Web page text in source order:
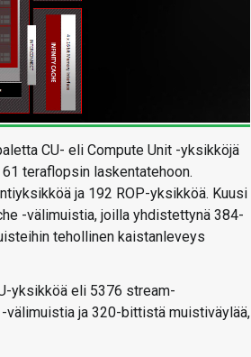
CU- eli Compute Unit -yksikköjä
teraflopsin laskentatehoon.
ja 192 ROP-yksikköä. Kuusi
-välimuistia, joilla yhdistettynä 384-
tehollinen kaistanleveys
yksikköä eli 5376 stream-
välimuistia ja 320-bittistä muistiväylää,